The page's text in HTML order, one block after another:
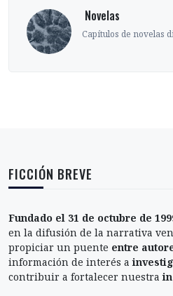
‎ Novelas
Capítulos de novelas
FICCIÓN BREVE
Fundado el 31 de octubre de
en la difusión de la narrativa
propiciar un puente entre
información de interés a
contribuir a fortalecer nuestra